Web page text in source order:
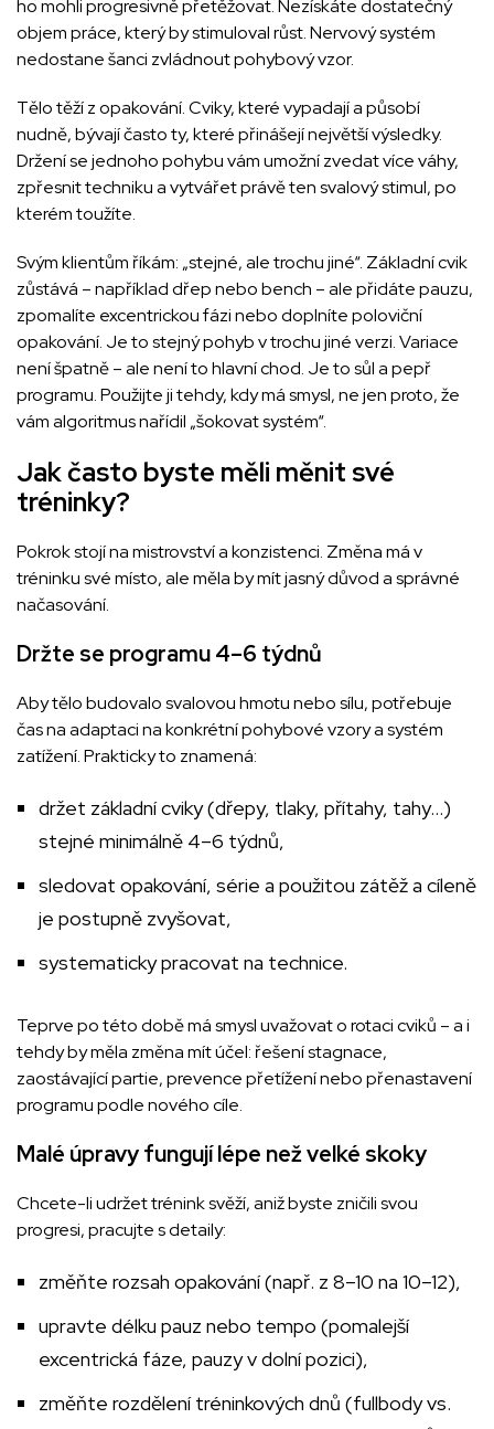
ho mohli progresivně přetěžovat. Nezískáte dostatečný
objem práce, který by stimuloval růst. Nervový systém
nedostane šanci zvládnout pohybový vzor.
Tělo těží z opakování. Cviky, které vypadají a působí
nudně, bývají často ty, které přinášejí největší výsledky.
Držení se jednoho pohybu vám umožní zvedat více váhy,
zpřesnit techniku a vytvářet právě ten svalový stimul, po
kterém toužíte.
Svým klientům říkám: „stejné, ale trochu jiné“. Základní cvik
zůstává – například dřep nebo bench – ale přidáte pauzu,
zpomalíte excentrickou fázi nebo doplníte poloviční
opakování. Je to stejný pohyb v trochu jiné verzi. Variace
není špatně – ale není to hlavní chod. Je to sůl a pepř
programu. Použijte ji tehdy, kdy má smysl, ne jen proto, že
vám algoritmus nařídil „šokovat systém“.
Jak často byste měli měnit své
tréninky?
Pokrok stojí na mistrovství a konzistenci. Změna má v
tréninku své místo, ale měla by mít jasný důvod a správné
načasování.
Držte se programu 4–6 týdnů
Aby tělo budovalo svalovou hmotu nebo sílu, potřebuje
čas na adaptaci na konkrétní pohybové vzory a systém
zatížení. Prakticky to znamená:
držet základní cviky (dřepy, tlaky, přítahy, tahy…)
stejné minimálně 4–6 týdnů,
sledovat opakování, série a použitou zátěž a cíleně
je postupně zvyšovat,
systematicky pracovat na technice.
Teprve po této době má smysl uvažovat o rotaci cviků – a i
tehdy by měla změna mít účel: řešení stagnace,
zaostávající partie, prevence přetížení nebo přenastavení
programu podle nového cíle.
Malé úpravy fungují lépe než velké skoky
Chcete-li udržet trénink svěží, aniž byste zničili svou
progresi, pracujte s detaily:
změňte rozsah opakování (např. z 8–10 na 10–12),
upravte délku pauz nebo tempo (pomalejší
excentrická fáze, pauzy v dolní pozici),
změňte rozdělení tréninkových dnů (fullbody vs.